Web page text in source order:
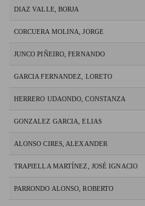
DIAZ VALLE, BORJA
CORCUERA MOLINA, JORGE
JUNCO PIÑEIRO, FERNANDO
GARCIA FERNANDEZ, LORETO
HERRERO UDAONDO, CONSTANZA
GONZALEZ GARCIA, ELIAS
ALONSO CIRES, ALEXANDER
TRAPIELLA MARTÍNEZ, JOSÉ IGNACIO
PARRONDO ALONSO, ROBERTO